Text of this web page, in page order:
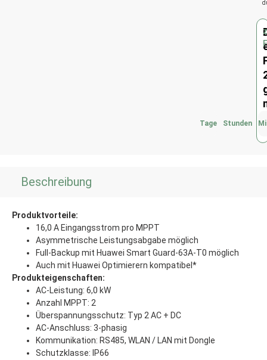
Tage Stunden
Beschreibung
Produktvorteile:
16,0 A Eingangsstrom pro MPPT
Asymmetrische Leistungsabgabe möglich
Full-Backup mit Huawei Smart Guard-63A-T0 möglich
Auch mit Huawei Optimierern kompatibel*
Produkteigenschaften:
AC-Leistung: 6,0 kW
Anzahl MPPT: 2
Überspannungsschutz: Typ 2 AC + DC
AC-Anschluss: 3-phasig
Kommunikation: RS485, WLAN / LAN mit Dongle
Schutzklasse: IP66